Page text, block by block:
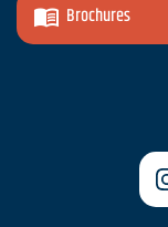
Brochures